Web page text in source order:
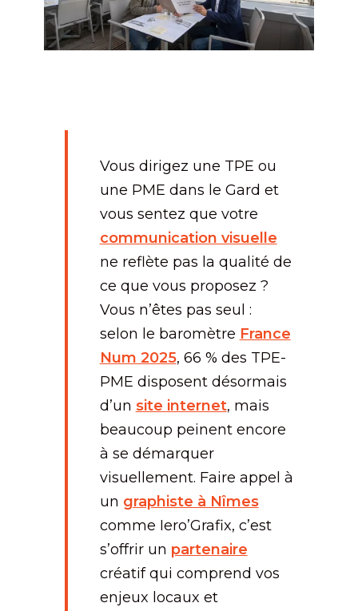
Vous dirigez une TPE ou
une PME dans le Gard et
vous sentez que votre
communication visuelle
ne reflète pas la qualité de
ce que vous proposez ?
Vous n’êtes pas seul :
selon le baromètre France
Num 2025, 66 % des TPE-
PME disposent désormais
d’un site internet, mais
beaucoup peinent encore
à se démarquer
visuellement. Faire appel à
un graphiste à Nîmes
comme Iero’Grafix, c’est
s’offrir un partenaire
créatif qui comprend vos
enjeux locaux et